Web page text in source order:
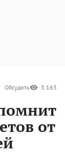
Обсудить 3 163
от